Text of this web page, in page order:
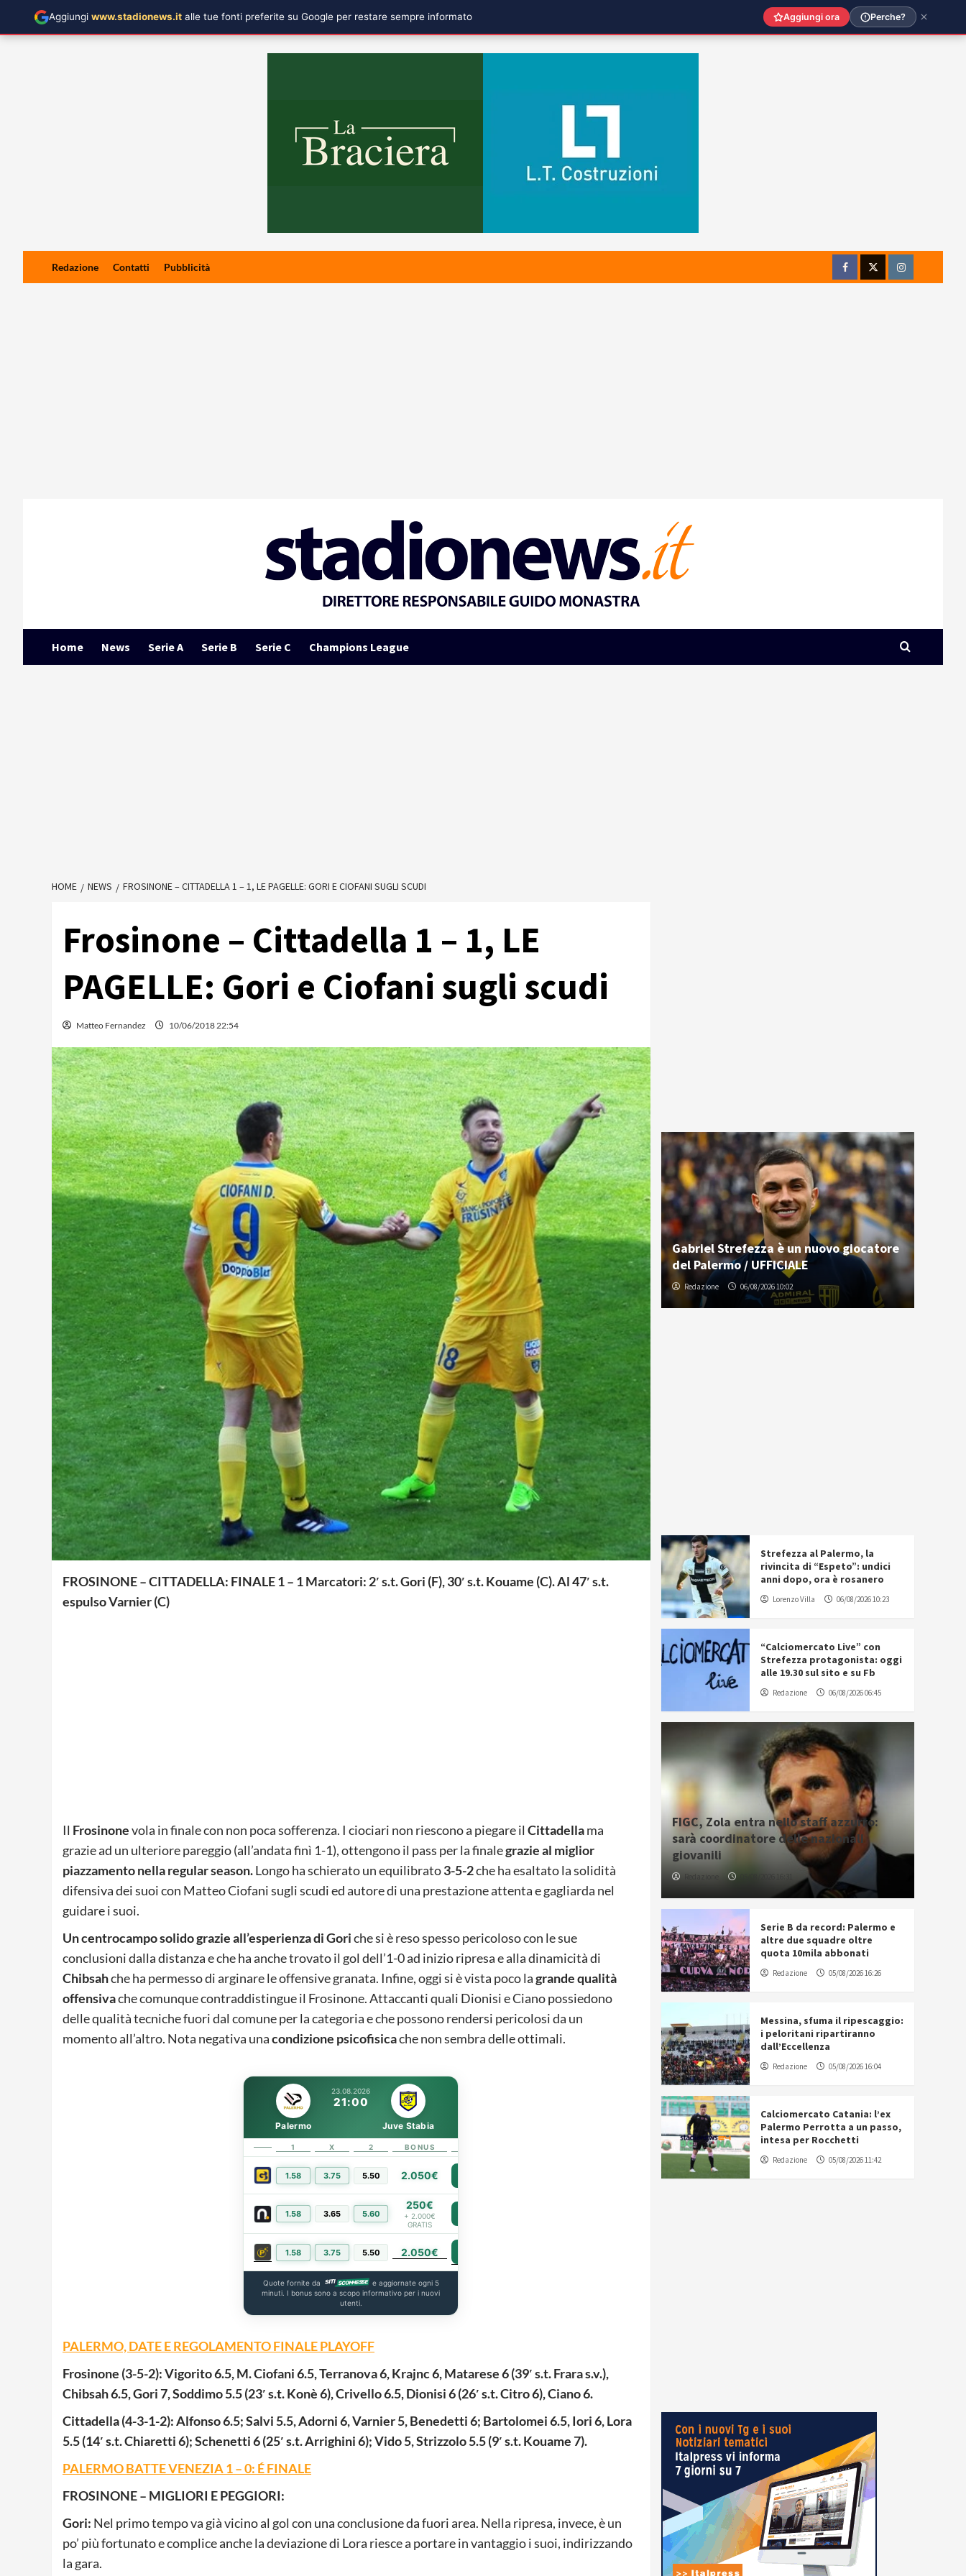
Redazione Contatti Pubblicità
FacebookTwitterInstagram
Home News Serie A Serie B Serie C Champions League
HOME NEWS FROSINONE – CITTADELLA 1 – 1, LE PAGELLE: GORI E CIOFANI SUGLI SCUDI
Frosinone – Cittadella 1 – 1, LE
PAGELLE: Gori e Ciofani sugli scudi
Matteo Fernandez 10/06/2018 22:54
FROSINONE – CITTADELLA: FINALE 1 – 1 Marcatori: 2′ s.t. Gori (F), 30′ s.t. Kouame (C). Al 47′ s.t.
espulso Varnier (C)
Il Frosinonevola in finale con non poca sofferenza. I ciociari non riescono a piegare il Cittadellama
grazie ad un ulteriore pareggio (all’andata finì 1-1), ottengono il pass per la finalegrazie al miglior
piazzamento nella regular season.Longo ha schierato un equilibrato3-5-2che ha esaltato la solidità
difensiva dei suoi con Matteo Ciofani sugli scudi ed autore di una prestazione attenta e gagliarda nel
guidare i suoi.
Un centrocampo solido grazie all’esperienza diGoriche si è reso spesso pericoloso con le sue
conclusioni dalla distanza e che ha anche trovato il gol dell’1-0 ad inizio ripresa e alla dinamicità di
Chibsahche ha permesso di arginare le offensive granata. Infine, oggi si è vista poco lagrande qualità
offensivache comunque contraddistingue il Frosinone. Attaccanti quali Dionisi e Ciano possiedono
delle qualità tecniche fuori dal comune per la categoria e che possono rendersi pericolosi da un
momento all’altro. Nota negativa unacondizione psicofisicache non sembra delle ottimali.
23.08.2026
21:00
Palermo Juve Stabia
1 X 2 BONUS
1.58 3.75 5.50 2.050€
1.58 3.65 5.60
250€
+ 2.000€
GRATIS
1.58 3.75 5.50 2.050€
Quote fornite da
e aggiornate ogni 5
minuti. I bonus sono a scopo informativo per i nuovi
utenti.
PALERMO, DATE E REGOLAMENTO FINALE PLAYOFF
Frosinone (3-5-2):Vigorito 6.5, M. Ciofani 6.5, Terranova 6, Krajnc 6, Matarese 6 (39′ s.t. Frara s.v.),
Chibsah 6.5, Gori 7, Soddimo 5.5 (23′ s.t. Konè 6), Crivello 6.5, Dionisi 6 (26′ s.t. Citro 6), Ciano 6.
Cittadella (4-3-1-2):Alfonso 6.5; Salvi 5.5, Adorni 6, Varnier 5, Benedetti 6; Bartolomei 6.5, Iori 6, Lora
5.5 (14′ s.t. Chiaretti 6); Schenetti 6 (25′ s.t. Arrighini 6); Vido 5, Strizzolo 5.5 (9′ s.t. Kouame 7).
PALERMO BATTE VENEZIA 1 – 0: É FINALE
FROSINONE – MIGLIORI E PEGGIORI:
Gori: Nel primo tempo va già vicino al gol con una conclusione da fuori area. Nella ripresa, invece, è un
po’ più fortunato e complice anche la deviazione di Lora riesce a portare in vantaggio i suoi, indirizzando
la gara.
Gabriel Strefezza è un nuovo giocatore
del Palermo / UFFICIALE
Redazione 06/08/2026 10:02
Strefezza al Palermo, la
rivincita di “Espeto”: undici
anni dopo, ora è rosanero
Lorenzo Villa 06/08/2026 10:23
“Calciomercato Live” con
Strefezza protagonista: oggi
alle 19.30 sul sito e su Fb
Redazione 06/08/2026 06:45
FIGC, Zola entra nello staff azzurro:
sarà coordinatore delle nazionali
giovanili
Redazione
Serie B da record: Palermo e
altre due squadre oltre
quota 10mila abbonati
Redazione 05/08/2026 16:26
Messina, sfuma il ripescaggio:
i peloritani ripartiranno
dall’Eccellenza
Redazione 05/08/2026 16:04
Calciomercato Catania: l’ex
Palermo Perrotta a un passo,
intesa per Rocchetti
Redazione 05/08/2026 11:42
Aggiungi www.stadionews.it alle tue fonti preferite su Google per restare sempre informato Aggiungi ora Perche?